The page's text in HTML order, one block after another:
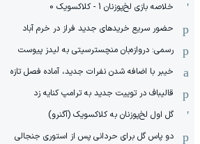
خلاصه بازی لخ‌پوزنان 1 - کلاکسویک 0
حضور سریع خریدهای جدید فراز در خرم آباد
رسمی: دروازه‌بان منچسترسیتی به لیدز پیوست
خیبر با اضافه شدن نفرات جدید، آماده فصل تازه
قالیباف در توییت جدید به ترامپ کنایه زد
گل اول لخ‌پوزنان به کلاکسویک (آگنرو)
دو پاس گل برای حردانی پس از استوری جنجالی